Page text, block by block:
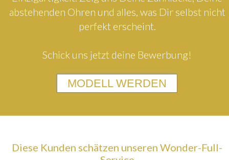
abstehenden Ohren und alles, was Dir selbst nicht
perfekt erscheint.
Schick uns jetzt deine Bewerbung!
MODELL WERDEN
Diese Kunden schätzen unseren Wonder-Full-